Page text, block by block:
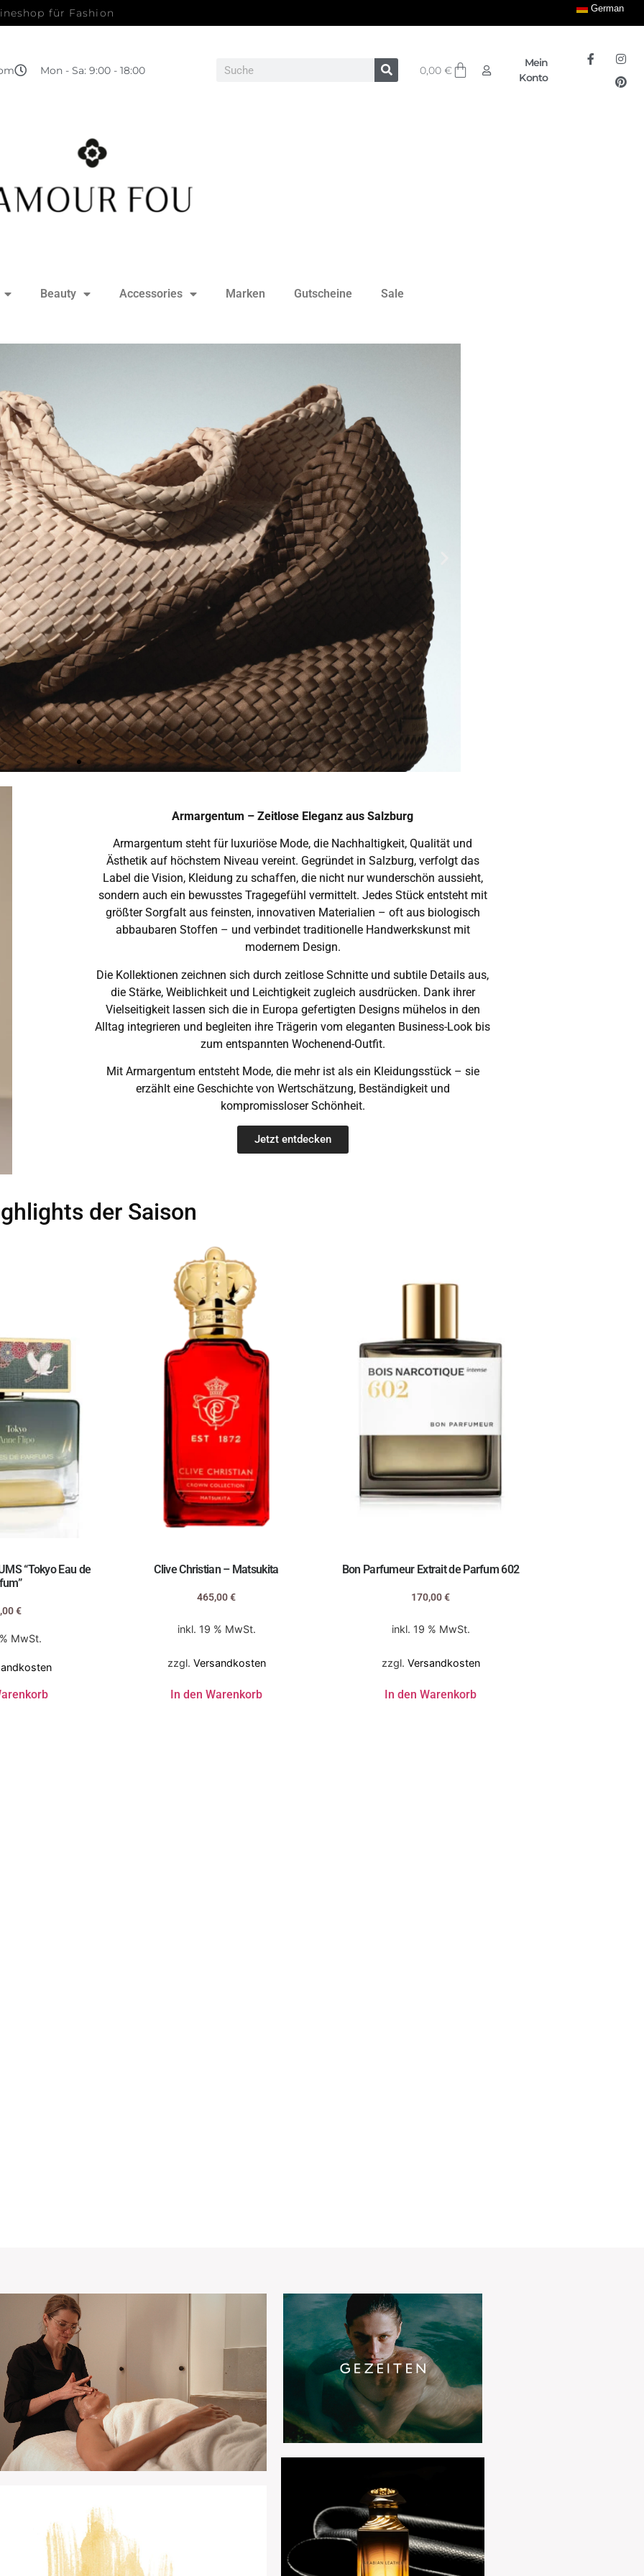
für Fashion
Mon - Sa: 9:00 - 18:00 0,00€
Mein
Konto
Beauty Accessories Marken Gutscheine Sale
Armargentum – Zeitlose Eleganz aus Salzburg
Armargentum steht für luxuriöse Mode, die Nachhaltigkeit, Qualität und
Ästhetik auf höchstem Niveau vereint. Gegründet in Salzburg, verfolgt das
Label die Vision, Kleidung zu schaffen, die nicht nur wunderschön aussieht,
sondern auch ein bewusstes Tragegefühl vermittelt. Jedes Stück entsteht mit
größter Sorgfalt aus feinsten, innovativen Materialien – oft aus biologisch
abbaubaren Stoffen – und verbindet traditionelle Handwerkskunst mit
modernem Design.
Die Kollektionen zeichnen sich durch zeitlose Schnitte und subtile Details aus,
die Stärke, Weiblichkeit und Leichtigkeit zugleich ausdrücken. Dank ihrer
Vielseitigkeit lassen sich die in Europa gefertigten Designs mühelos in den
Alltag integrieren und begleiten ihre Trägerin vom eleganten Business-Look bis
zum entspannten Wochenend-Outfit.
Mit Armargentum entsteht Mode, die mehr ist als ein Kleidungsstück – sie
erzählt eine Geschichte von Wertschätzung, Beständigkeit und
kompromissloser Schönheit.
Jetzt entdecken
der Saison
“Tokyo Eau de
€
MwSt.
Clive Christian – Matsukita
465,00€
inkl. 19 % MwSt.
zzgl. Versandkosten
In den Warenkorb
Bon Parfumeur Extrait de Parfum 602
170,00€
inkl. 19 % MwSt.
zzgl. Versandkosten
In den Warenkorb
German